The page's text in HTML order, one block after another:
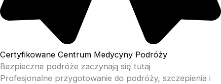
Certyfikowane Centrum Medycyny Podróży
Bezpieczne podróże zaczynają się tutaj
Profesjonalne przygotowanie do podróży, szczepienia i